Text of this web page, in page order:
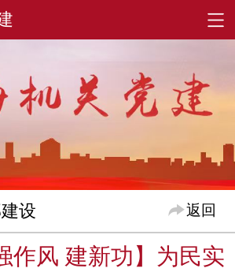
设 返回
作风 建新功】为民实